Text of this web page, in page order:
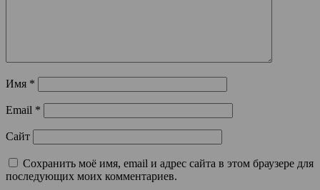
Имя *
Email *
Сайт
Сохранить моё имя, email и адрес сайта в этом браузере для
последующих моих комментариев.